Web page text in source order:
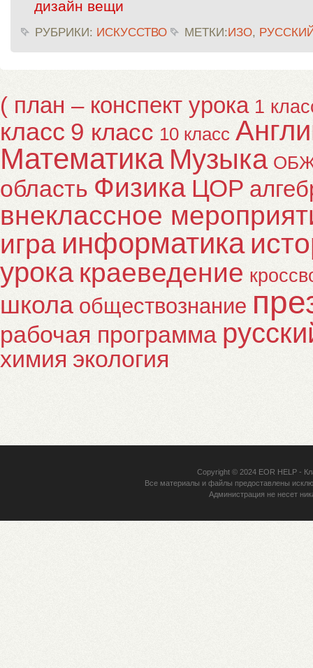
дизайн вещи
РУБРИКИ: ИСКУССТВО МЕТКИ:ИЗО,
( план – конспект урока 1
класс 9 класс 10 класс
Математика Музыка
область Физика ЦОР
внеклассное
игра информатика
урока краеведение
школа обществознание
рабочая программа
химия экология
Copyright © 2024 EOR HELP-
Все материалы и файлы предоставлены
Администрация не несет